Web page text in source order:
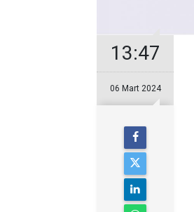
13:47
06 Mart 2024